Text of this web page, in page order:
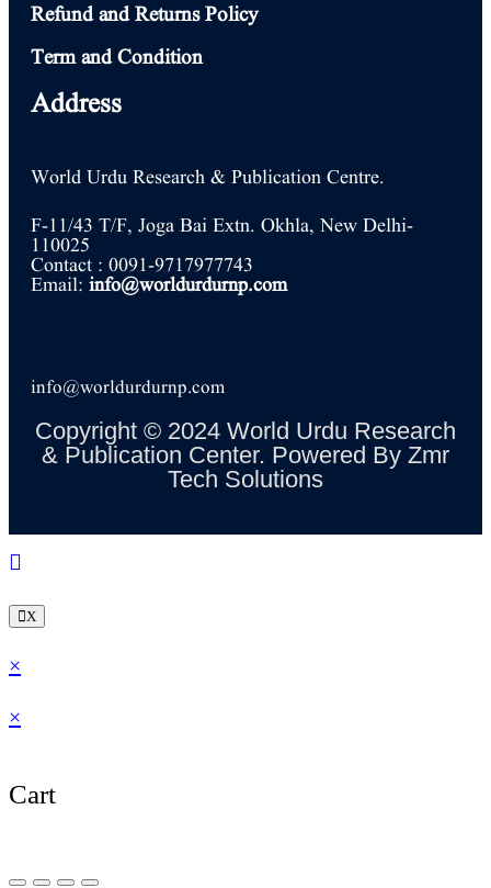
Refund and Returns Policy
Term and Condition
Address
World Urdu Research & Publication Centre.
F-11/43 T/F, Joga Bai Extn. Okhla, New Delhi-
110025
Contact : 0091-9717977743
Email: info@worldurdurnp.com
info@worldurdurnp.com
Copyright © 2024 World Urdu Research
& Publication Center. Powered By Zmr
Tech Solutions
X
×
×
Cart